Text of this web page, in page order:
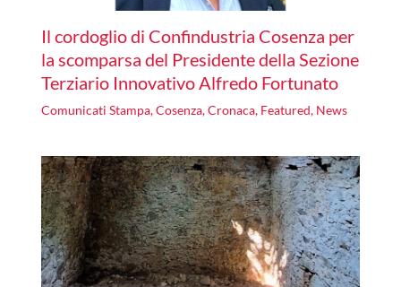
Il cordoglio di Confindustria Cosenza per
la scomparsa del Presidente della Sezione
Terziario Innovativo Alfredo Fortunato
Comunicati Stampa,Cosenza,Cronaca, Featured, News